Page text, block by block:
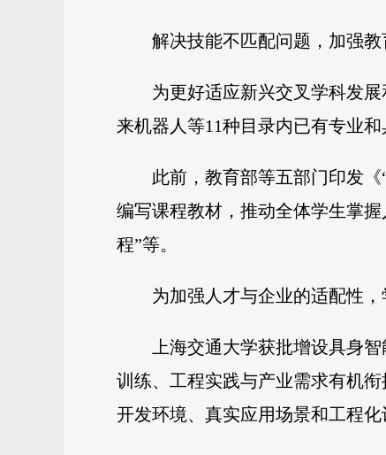
解决技能不匹配问题，加强教
为更好适应新兴交叉学科发
来机器人等11种目录内已有专业
此前，教育部等五部门印发
编写课程教材，推动全体学生掌
程”等。
为加强人才与企业的适配性
上海交通大学获批增设具身
训练、工程实践与产业需求有机
开发环境、真实应用场景和工程